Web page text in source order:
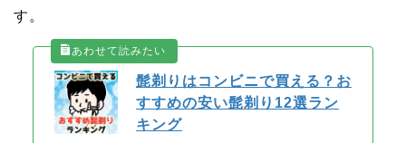
す。
髭剃りはコンビニで買える？お
すすめの安い髭剃り12選ラン
キング